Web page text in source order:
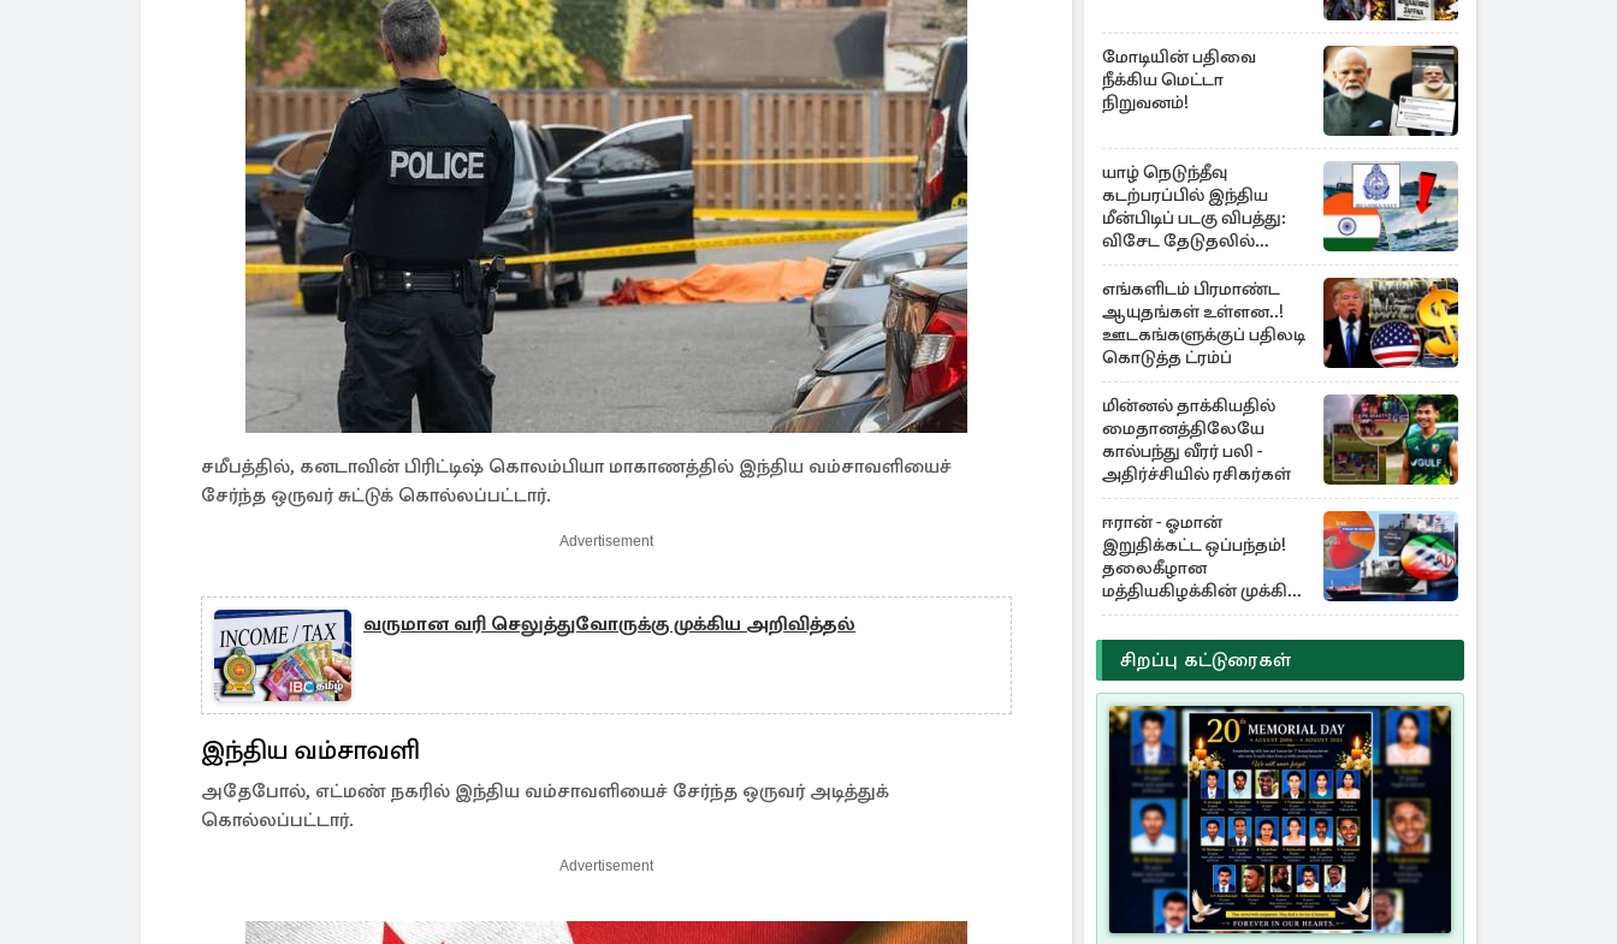
சமீபத்தில், கனடாவின் பிரிட்டிஷ் கொலம்பியா மாகாணத்தில் இந்திய வம்சாவளியைச்
சேர்ந்த ஒருவர் சுட்டுக் கொல்லப்பட்டார்.
Advertisement
வருமான வரி செலுத்துவோருக்கு முக்கிய அறிவித்தல்
இந்திய வம்சாவளி
அதேபோல், எட்மண் நகரில் இந்திய வம்சாவளியைச் சேர்ந்த ஒருவர் அடித்துக்
கொல்லப்பட்டார்.
Advertisement
மோடியின் பதிவை
நீக்கிய மெட்டா
நிறுவனம்!
யாழ் நெடுந்தீவு
கடற்பரப்பில் இந்திய
மீன்பிடிப் படகு விபத்து:
விசேட தேடுதலில்
இலங்கை கடற்படை
எங்களிடம் பிரமாண்ட
ஆயுதங்கள் உள்ளன..!
ஊடகங்களுக்குப் பதிலடி
கொடுத்த ட்ரம்ப்
மின்னல் தாக்கியதில்
மைதானத்திலேயே
கால்பந்து வீரர் பலி -
அதிர்ச்சியில் ரசிகர்கள்
ஈரான் - ஓமான்
இறுதிக்கட்ட ஒப்பந்தம்!
தலைகீழான
மத்தியகிழக்கின் முக்கிய
பங்கு குறியீடுகள்
சிறப்பு கட்டுரைகள்